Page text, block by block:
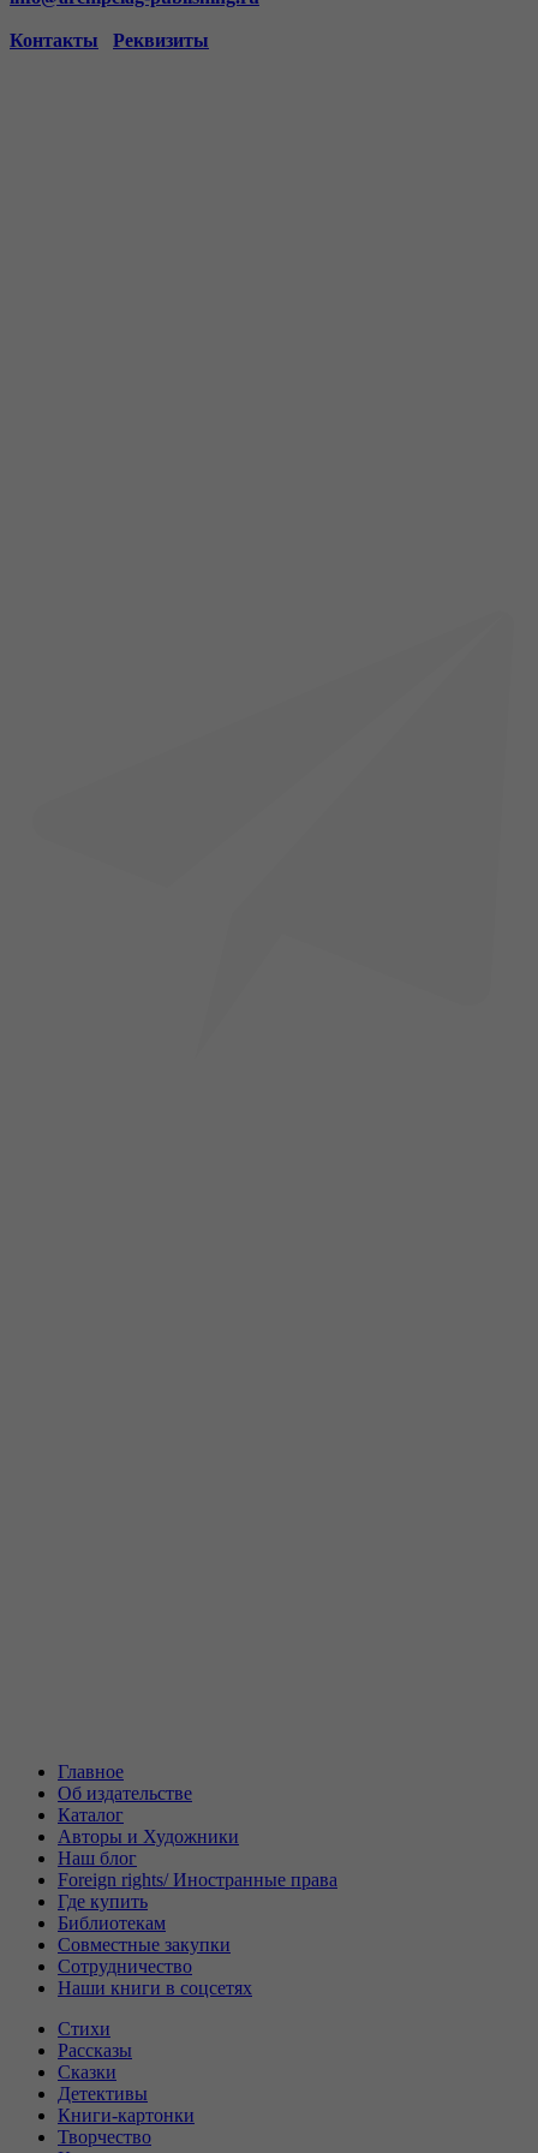
Контакты Реквизиты
Главное
Об издательстве
Каталог
Авторы и Художники
Наш блог
Foreign rights/ Иностранные права
Где купить
Библиотекам
Совместные закупки
Сотрудничество
Наши книги в соцсетях
Стихи
Рассказы
Сказки
Детективы
Книги-картонки
Творчество